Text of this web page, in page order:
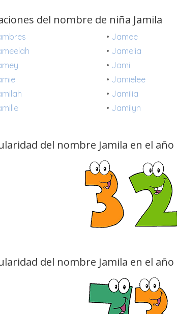
del nombre de niña Jamila
• Jamee
• Jamelia
• Jami
• Jamielee
• Jamilia
• Jamilyn
del nombre Jamila en el año
del nombre Jamila en el año